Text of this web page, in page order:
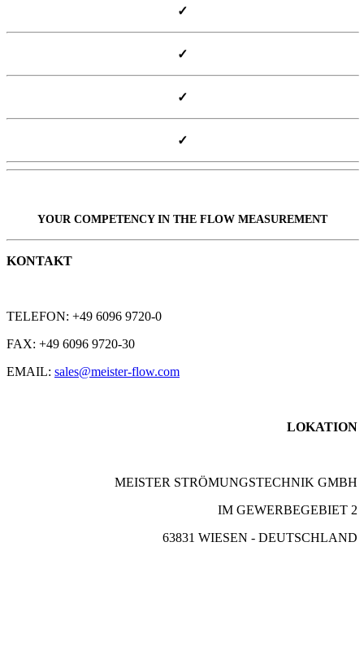
✓
✓
✓
✓
YOUR COMPETENCY IN THE FLOWMEASUREMENT
KONTAKT
TELEFON: +49 6096 9720-0
FAX: +49 6096 9720-30
EMAIL: sales@meister-flow.com
LOKATION
MEISTER STRÖMUNGSTECHNIK GMBH
IM GEWERBEGEBIET 2
63831 WIESEN - DEUTSCHLAND